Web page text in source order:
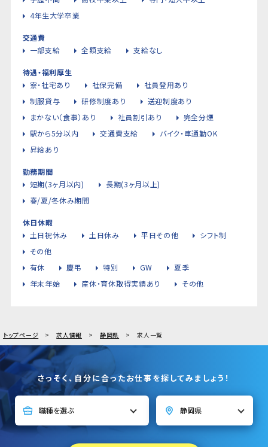
4年生大学卒業
交通費
一部支給
全額支給 支給なし
待遇・福利厚生
寮・社宅あり
社保完備
社員登用あり
制服貸与
研修制度あり
送迎制度あり
まかない（食事）あり
社員割引あり
完全分煙
駅から5分以内
交通費支給
バイク・車通勤OK
昇給あり
勤務期間
短期(3ヶ月以内)
長期(3ヶ月以上)
春/夏/冬休み期間
休日休暇
土日祝休み
土日休み 平日その他
シフト制
その他
有休
慶弔 特別 GW
夏季
年末年始
産休・育休取得実績あり その他
トップページ 求人情報 静岡県 求人一覧
さっそく、自分に合ったお仕事を探してみましょう！